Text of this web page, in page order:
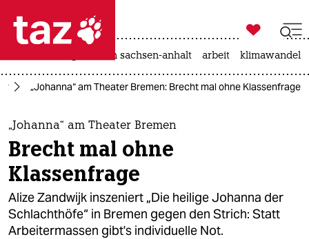
 taz zahl ich
taz zahl ich
themen
politik
öko
gesellschaft

taz zahl ich
landtagswahl in sachsen-anhalt arbeit klimawandel
„Johanna“ am Theater Bremen: Brecht mal ohne Klassenfrage
„Johanna“ am Theater Bremen
Brecht mal ohne
Klassenfrage
Alize Zandwijk inszeniert „Die heilige Johanna der
Schlachthöfe“ in Bremen gegen den Strich: Statt
Arbeitermassen gibt's individuelle Not.